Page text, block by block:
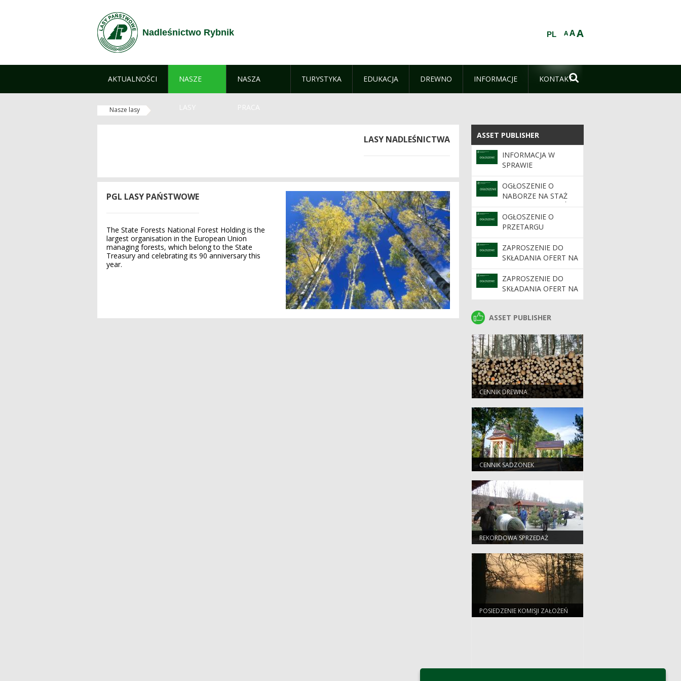
Nadleśnictwo Rybnik AAA
PL
AKTUALNOŚCI NASZE
LASY
NASZA
PRACA
TURYSTYKA EDUKACJA DREWNO INFORMACJE KONTAKT
Nasze lasy
LASY NADLEŚNICTWA
PGL LASY PAŃSTWOWE
The State Forests National Forest Holding is the
largest organisation in the European Union
managing forests, which belong to the State
Treasury and celebrating its 90 anniversary this
year.
ASSET PUBLISHER
ASSET PUBLISHER
INFORMACJA W
SPRAWIE
WPROWADZENIA
POLITYKI
ANTYKORUPCYJNEJ
OGŁOSZENIE O
NABORZE NA STAŻ
DLA ABSOLWENTÓW
SZKÓŁ ŚREDNICH I
WYŻSZYCH 2026/2027
OGŁOSZENIE O
PRZETARGU
ZAPROSZENIE DO
SKŁADANIA OFERT NA
OPRACOWANIE
DOKUMENTACJI
PROJEKTOWEJ
PRZEBUDOWY
ADMINISTRACYJNO-
PRZY UL.
WIELOPOLSKEJ 6
ZAPROSZENIE DO
SKŁADANIA OFERT NA
UTWARDZENIE PLACU
ASSET PUBLISHER
ASSET PUBLISHER
CENNIK DREWNA
CENNIK SADZONEK
REKORDOWA SPRZEDAŻ
CHOINEK
POSIEDZENIE KOMISJI ZAŁOŻEŃ
PLANU